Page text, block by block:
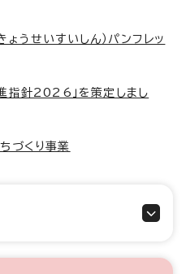
うせいすいしん）パンフレッ
指針2026」を策定しまし
づくり事業